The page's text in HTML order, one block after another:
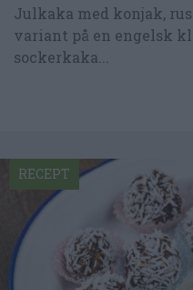
Julkaka med konjak,
variant på en engelsk
sockerkaka...
RECEPT